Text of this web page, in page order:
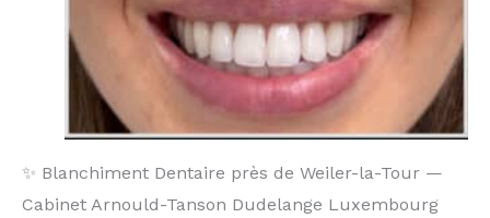
✨ Blanchiment Dentaire près de Weiler-la-Tour —
Cabinet Arnould-Tanson Dudelange Luxembourg